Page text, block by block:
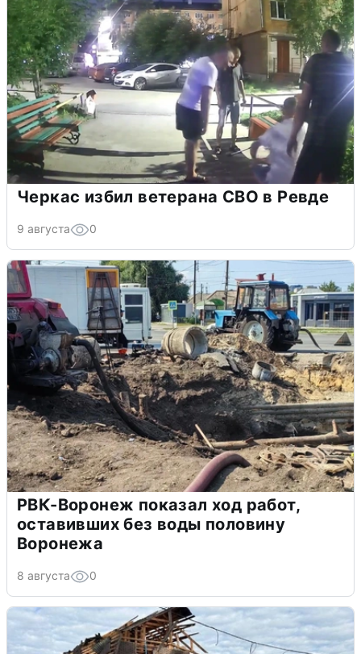
Черкас избил ветерана СВО в Ревде
9 августа 0
РВК-Воронеж показал ход работ,
оставивших без воды половину
Воронежа
8 августа 0